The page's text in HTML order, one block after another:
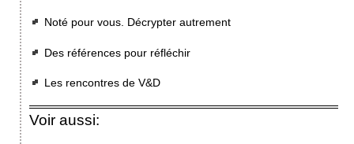
Noté pour vous. Décrypter autrement
Des références pour réfléchir
Les rencontres de V&D
Voir aussi: